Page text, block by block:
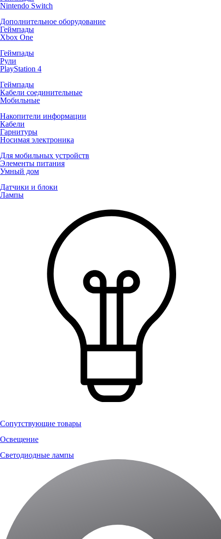
Nintendo Switch
Дополнительное оборудование
Геймпады
Xbox One
Геймпады
Рули
PlayStation 4
Геймпады
Кабели соединительные
Мобильные
Накопители информации
Кабели
Гарнитуры
Носимая электроника
Для мобильных устройств
Элементы питания
Умный дом
Датчики и блоки
Лампы
Сопутствующие товары
Освещение
Светодиодные лампы